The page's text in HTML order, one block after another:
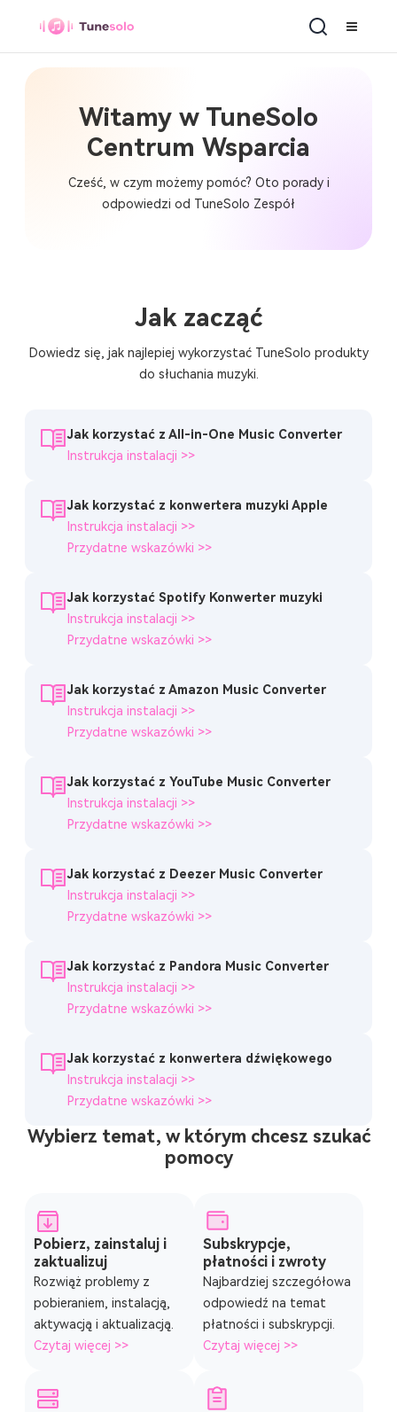
Witamy w TuneSolo
Centrum Wsparcia
Cześć, w czym możemy pomóc? Oto porady i
odpowiedzi od TuneSolo Zespół
Jak zacząć
Dowiedz się, jak najlepiej wykorzystać TuneSolo produkty
do słuchania muzyki.
Jak korzystać z All-in-One Music Converter
Instrukcja instalacji >>
Jak korzystać z konwertera muzyki Apple
Instrukcja instalacji >>
Przydatne wskazówki >>
Jak korzystać Spotify Konwerter muzyki
Instrukcja instalacji >>
Przydatne wskazówki >>
Jak korzystać z Amazon Music Converter
Instrukcja instalacji >>
Przydatne wskazówki >>
Jak korzystać z YouTube Music Converter
Instrukcja instalacji >>
Przydatne wskazówki >>
Jak korzystać z Deezer Music Converter
Instrukcja instalacji >>
Przydatne wskazówki >>
Jak korzystać z Pandora Music Converter
Instrukcja instalacji >>
Przydatne wskazówki >>
Jak korzystać z konwertera dźwiękowego
Instrukcja instalacji >>
Przydatne wskazówki >>
Wybierz temat, w którym chcesz szukać
pomocy
Pobierz, zainstaluj i
zaktualizuj
Rozwiąż problemy z
pobieraniem, instalacją,
aktywacją i aktualizacją.
Czytaj więcej >>
Subskrypcje,
płatności i zwroty
Najbardziej szczegółowa
odpowiedź na temat
płatności i subskrypcji.
Czytaj więcej >>